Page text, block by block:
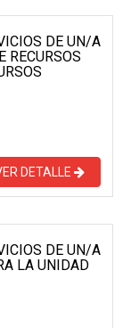
DE UN/A
RECURSOS
DETALLE
DE UN/A
LA UNIDAD